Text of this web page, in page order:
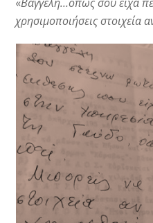
χρησιμοποιήσεις στοιχεία